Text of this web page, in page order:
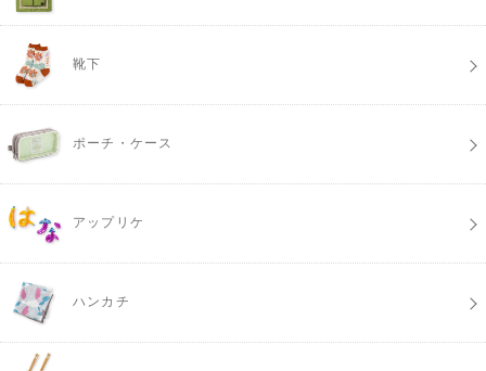
靴下
ポーチ・ケース
アップリケ
ハンカチ